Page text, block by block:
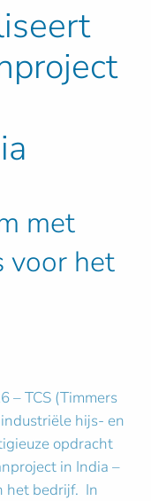
met
voor het
– TCS (Timmers
hijs- en
opdracht
in India –
het bedrijf. In